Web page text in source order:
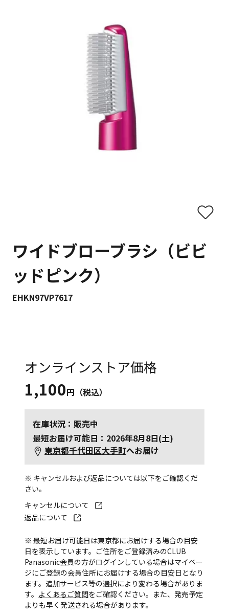
ワイドブローブラシ（ビビ
ッドピンク）
EHKN97VP7617
オンラインストア価格
1,100円（税込）
在庫状況：販売中
最短お届け可能日：2026年8月8日(土)
東京都千代田区大手町へお届け
※ キャンセルおよび返品については以下をご確認くだ
さい。
キャンセルについて
返品について
※ 最短お届け可能日は東京都にお届けする場合の目安
日を表示しています。ご住所をご登録済みのCLUB
Panasonic会員の方がログインしている場合はマイペー
ジにご登録の会員住所にお届けする場合の目安日となり
ます。追加サービス等の選択により変わる場合がありま
す。 よくあるご質問をご確認ください。また、発売予定
よりも早く発送される場合があります。